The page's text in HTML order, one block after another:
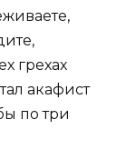
грехах
акафист
по три